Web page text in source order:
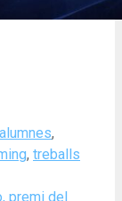
,
, treballs
premi del